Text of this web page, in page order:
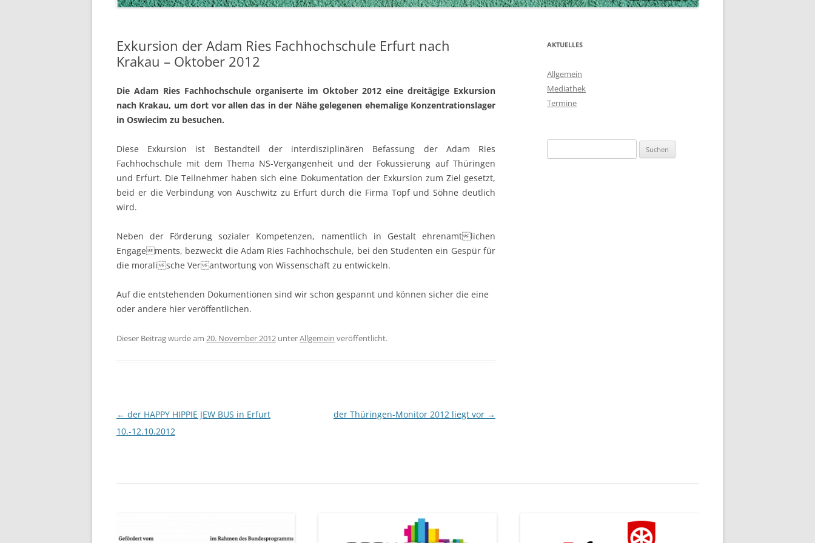
Exkursion der Adam Ries Fachhochschule Erfurt nach
Krakau – Oktober 2012
Die Adam Ries Fachhochschule organiserte im Oktober 2012 eine dreitägige Exkursion
nach Krakau, um dort vor allen das in der Nähe gelegenen ehemalige Konzentrationslager
in Oswiecim zu besuchen.
Diese Exkursion ist Bestandteil der interdisziplinären Befassung der Adam Ries
Fachhochschule mit dem Thema NS-Vergangenheit und der Fokussierung auf Thüringen
und Erfurt. Die Teilnehmer haben sich eine Dokumentation der Exkursion zum Ziel gesetzt,
beid er die Verbindung von Auschwitz zu Erfurt durch die Firma Topf und Söhne deutlich
wird.
Neben der Förderung sozialer Kompetenzen, namentlich in Gestalt ehrenamtlichen
Engagements, bezweckt die Adam Ries Fachhochschule, bei den Studenten ein Gespür für
die moralische Verantwortung von Wissenschaft zu entwickeln.
Auf die entstehenden Dokumentionen sind wir schon gespannt und können sicher die eine
oder andere hier veröffentlichen.
Dieser Beitrag wurde am 20. November 2012 unterAllgemein veröffentlicht.
Beitragsnavigation
← der HAPPY HIPPIE JEW BUS in Erfurt
10.-12.10.2012
der Thüringen-Monitor 2012 liegt vor →
AKTUELLES
Allgemein
Mediathek
Termine
nach: